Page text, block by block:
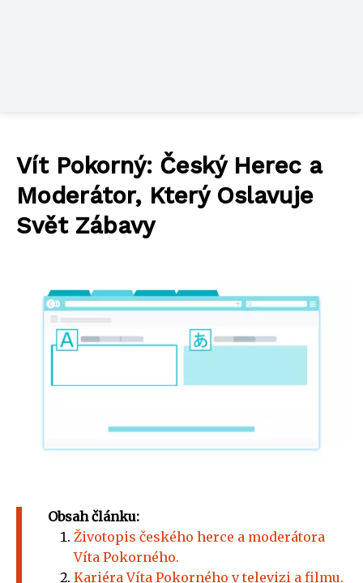
Vít Pokorný: Český Herec a
Moderátor, Který Oslavuje
Svět Zábavy
Obsah článku:
Životopis českého herce a moderátora
Víta Pokorného.
Kariéra Víta Pokorného v televizi a filmu.